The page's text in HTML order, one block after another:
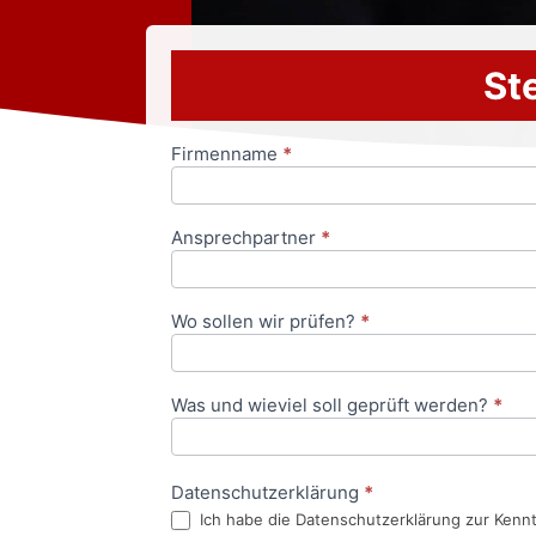
Anfrageformular
Firmenname *
Ansprechpartner *
Wo sollen wir prüfen? *
Was und wieviel soll geprüft werden? *
Datenschutzerklärung *
Ich habe die Datenschutzerklärung zur